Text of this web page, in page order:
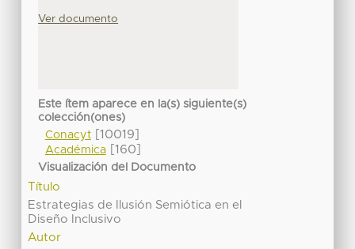
Ver documento
Este ítem aparece en la(s) siguiente(s)
colección(ones)
Conacyt[10019]
Académica[160]
Visualización del Documento
Título
Estrategias de Ilusión Semiótica en el
Diseño Inclusivo
Autor